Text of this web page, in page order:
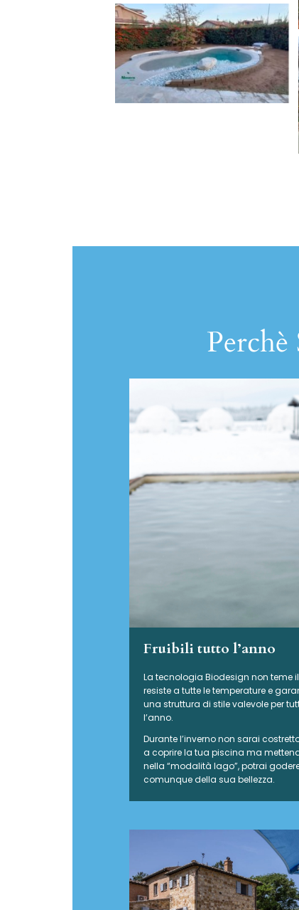
Fruibili tutto l’anno
La tecnologia Biodesign non teme
resiste a tutte le temperature e
una struttura di stile valevole per
l’anno.
Durante l’inverno non sarai
a coprire la tua piscina ma
nella “modalità lago”, potrai
comunque della sua bellezza.